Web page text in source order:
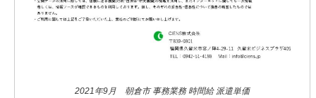
2021年9月 朝倉市 事務業務 時間給 派遣単価